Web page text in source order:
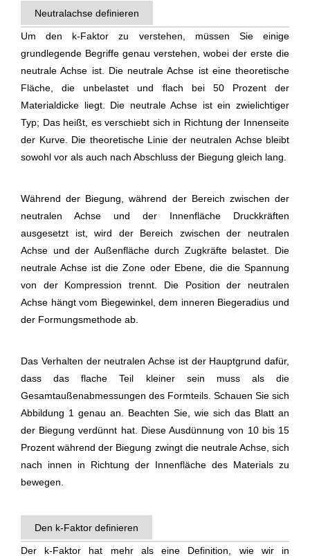
Neutralachse definieren
Um den k-Faktor zu verstehen, müssen Sie einige
grundlegende Begriffe genau verstehen, wobei der erste die
neutrale Achse ist. Die neutrale Achse ist eine theoretische
Fläche, die unbelastet und flach bei 50 Prozent der
Materialdicke liegt. Die neutrale Achse ist ein zwielichtiger
Typ; Das heißt, es verschiebt sich in Richtung der Innenseite
der Kurve. Die theoretische Linie der neutralen Achse bleibt
sowohl vor als auch nach Abschluss der Biegung gleich lang.
Während der Biegung, während der Bereich zwischen der
neutralen Achse und der Innenfläche Druckkräften
ausgesetzt ist, wird der Bereich zwischen der neutralen
Achse und der Außenfläche durch Zugkräfte belastet. Die
neutrale Achse ist die Zone oder Ebene, die die Spannung
von der Kompression trennt. Die Position der neutralen
Achse hängt vom Biegewinkel, dem inneren Biegeradius und
der Formungsmethode ab.
Das Verhalten der neutralen Achse ist der Hauptgrund dafür,
dass das flache Teil kleiner sein muss als die
Gesamtaußenabmessungen des Formteils. Schauen Sie sich
Abbildung 1 genau an. Beachten Sie, wie sich das Blatt an
der Biegung verdünnt hat. Diese Ausdünnung von 10 bis 15
Prozent während der Biegung zwingt die neutrale Achse, sich
nach innen in Richtung der Innenfläche des Materials zu
bewegen.
Den k-Faktor definieren
Der k-Faktor hat mehr als eine Definition, wie wir in